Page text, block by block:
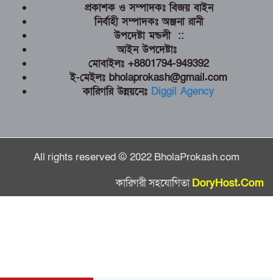
প্রকাশক ও সম্পাদকঃ বিজয় বাইন
নির্বাহী সম্পাদকঃ অঞ্জনা রানী
উপদেষ্টা মন্ডলী ::
আইন উপদেষ্টাঃ
মোবাইলঃ +8801794-949392
ই-মেইলঃ bholaprokash@gmail.com
কারিগরি উন্নয়নেঃ Diggil Agency
All rights reserved © 2022 BholaProkash.com
কারিগরী সহযোগিতাDoryHost.Com